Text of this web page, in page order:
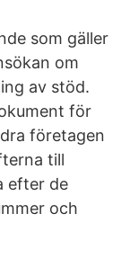
som gäller
om
av stöd.
för
företagen
till
efter de
och